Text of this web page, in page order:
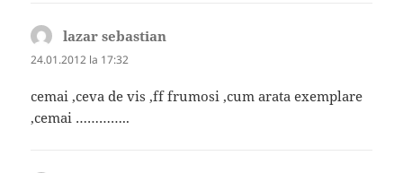
lazar sebastian
24.01.2012 la 17:32
cemai ,ceva de vis ,ff frumosi ,cum arata exemplare
,cemai …………..